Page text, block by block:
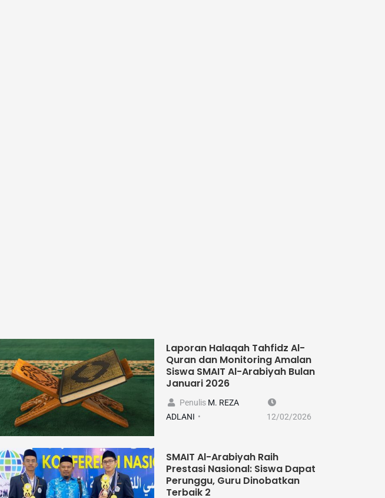
Laporan Halaqah Tahfidz Al-
Quran dan Monitoring Amalan
Siswa SMAIT Al-Arabiyah Bulan
Januari 2026
Penulis M. REZA
ADLANI
12/02/2026
SMAIT Al-Arabiyah Raih
Prestasi Nasional: Siswa Dapat
Perunggu, Guru Dinobatkan
Terbaik 2